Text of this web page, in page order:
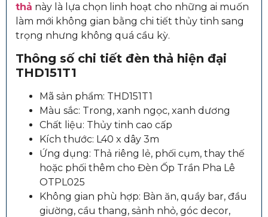
thả này là lựa chọn linh hoạt cho những ai muốn
làm mới không gian bằng chi tiết thủy tinh sang
trọng nhưng không quá cầu kỳ.
Thông số chi tiết đèn thả hiện đại
THD151T1
Mã sản phẩm: THD151T1
Màu sắc: Trong, xanh ngọc, xanh dương
Chất liệu: Thủy tinh cao cấp
Kích thước: L40 x dây 3m
Ứng dụng: Thả riêng lẻ, phối cụm, thay thế
hoặc phối thêm cho Đèn Ốp Trần Pha Lê
OTPL025
Không gian phù hợp: Bàn ăn, quầy bar, đầu
giường, cầu thang, sảnh nhỏ, góc decor,